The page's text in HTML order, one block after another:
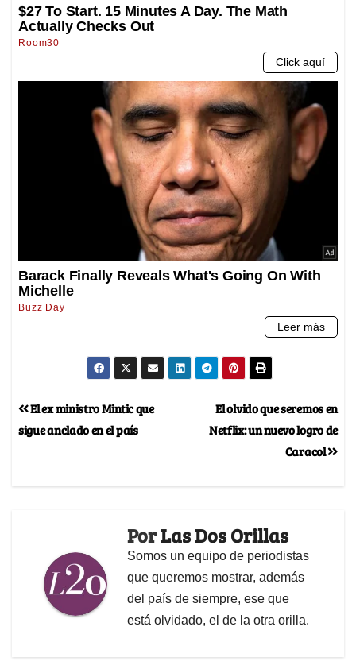
El olvido que seremos en
Netflix: un nuevo logro de
Caracol
El ex ministro Mintic que
sigue anclado en el país
PorLas Dos Orillas
Somos un equipo de periodistas
que queremos mostrar, además
del país de siempre, ese que
está olvidado, el de la otra orilla.